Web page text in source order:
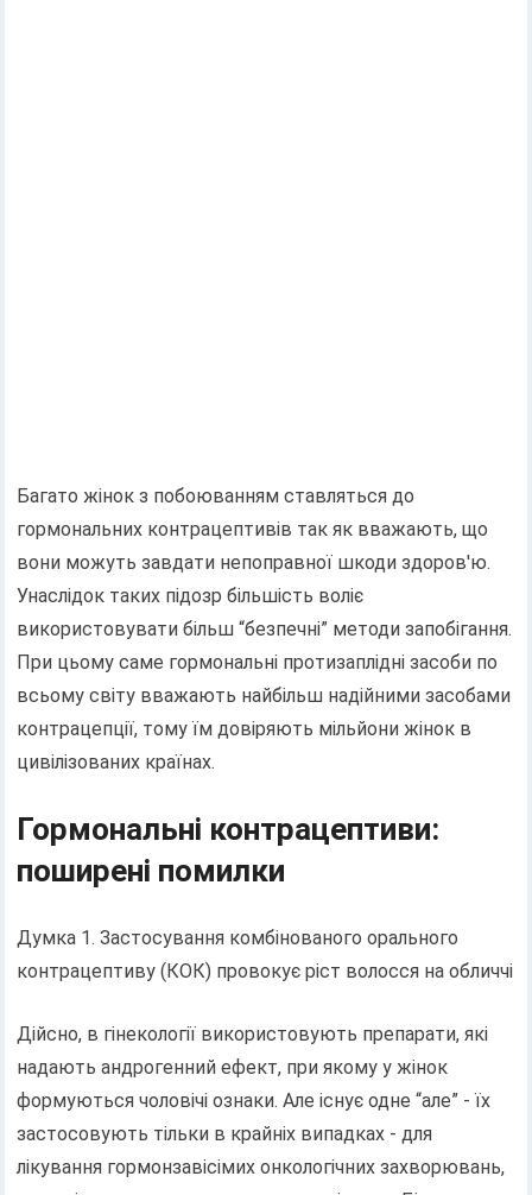
Багато жінок з побоюванням ставляться до
гормональних контрацептивів так як вважають, що
вони можуть завдати непоправної шкоди здоров'ю.
Унаслідок таких підозр більшість воліє
використовувати більш “безпечні” методи запобігання.
При цьому саме гормональні протизаплідні засоби по
всьому світу вважають найбільш надійними засобами
контрацепції, тому їм довіряють мільйони жінок в
цивілізованих країнах.
Гормональні контрацептиви:
поширені помилки
Думка 1. Застосування комбінованого орального
контрацептиву (КОК) провокує ріст волосся на обличчі
Дійсно, в гінекології використовують препарати, які
надають андрогенний ефект, при якому у жінок
формуються чоловічі ознаки. Але існує одне “але” - їх
застосовують тільки в крайніх випадках - для
лікування гормонзавісімих онкологічних захворювань,